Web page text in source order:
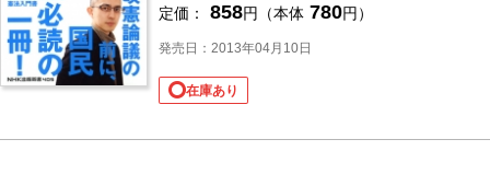
定価： 858円（本体 780円）
発売日：2013年04月10日
在庫あり